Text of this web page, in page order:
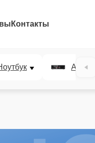
Контакты
AV-